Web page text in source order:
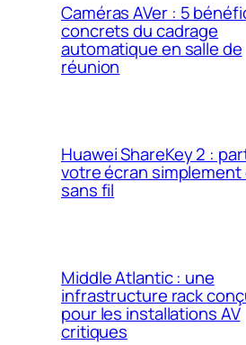
Caméras AVer : 5
concrets du cadrage
automatique en salle de
réunion
Huawei ShareKey 2 :
votre écran simplement
sans fil
Middle Atlantic : une
infrastructure rack
pour les installations AV
critiques